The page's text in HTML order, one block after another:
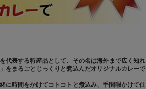
代表する特産品として、その名は海外まで広く知れ
をまるごとじっくりと煮込んだオリジナルカレーで
に時間をかけてコトコトと煮込み、手間暇かけて仕